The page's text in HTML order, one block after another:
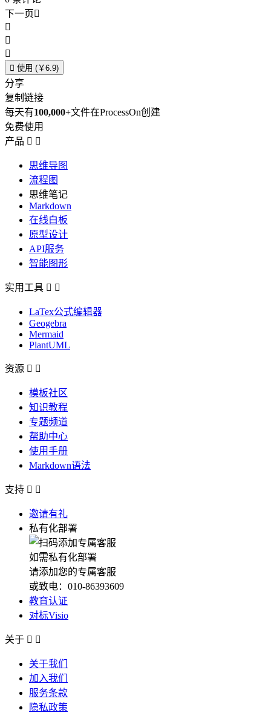
下一页



 使用 (￥6.9)
分享
复制链接
每天有100,000+文件在ProcessOn创建
免费使用
产品  
思维导图
流程图
思维笔记
Markdown
在线白板
原型设计
API服务
智能图形
实用工具  
LaTex公式编辑器
Geogebra
Mermaid
PlantUML
资源  
模板社区
知识教程
专题频道
帮助中心
使用手册
Markdown语法
支持  
邀请有礼
私有化部署
如需私有化部署
请添加您的专属客服
或致电：010-86393609
教育认证
对标Visio
关于  
关于我们
加入我们
服务条款
隐私政策